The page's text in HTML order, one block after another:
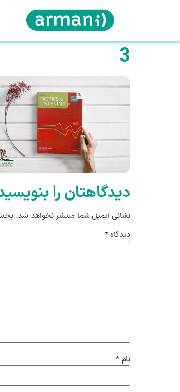
3
دیدگاهتان را
نشانی ایمیل شما منتشر نخواهد شد.
دیدگاه *
نام *